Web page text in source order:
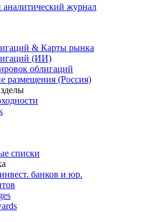
аналитический журнал
& Карты рынка
(ИИ)
облигаций
размещения (Россия)
списки
банков и юр.